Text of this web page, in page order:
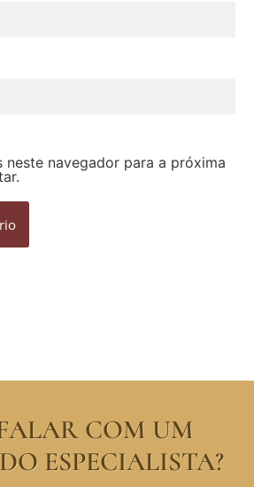
neste navegador para a próxima
COM UM
ESPECIALISTA?